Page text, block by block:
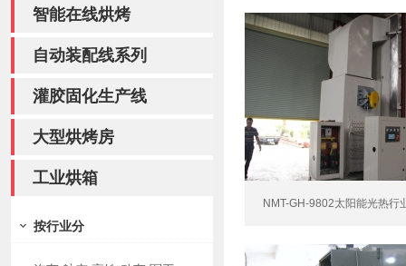
智能在线烘烤
自动装配线系列
灌胶固化生产线
大型烘烤房
工业烘箱
按行业分
NMT-GH-9802太阳能光热行